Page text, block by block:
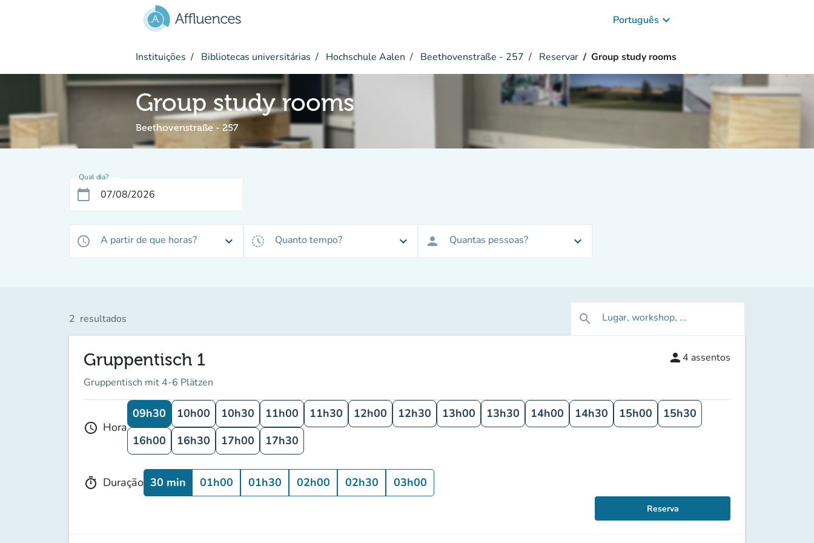
Português keyboard_arrow_down
Instituições Bibliotecas universitárias Hochschule Aalen Beethovenstraße - 257 Reservar Group study rooms
Group study rooms
Beethovenstraße - 257
Qual dia?
calendar_today
access_time A partir de que horas? expand_more history_toggle_off Quanto tempo? expand_more person Quantas pessoas? expand_more
2 resultados search Lugar, workshop, ...
Gruppentisch 1
Gruppentisch mit 4-6 Plätzen
person 4 assentos
schedule Hora
09h30 10h00 10h30 11h00 11h30 12h00 12h30 13h00 13h30 14h00 14h30 15h00
15h30
16h00
16h30 17h00 17h30
timer Duração 30 min 01h00 01h30 02h00 02h30 03h00
Reserva